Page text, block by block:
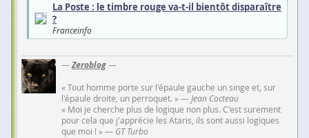
La Poste : le timbre rouge va-t-il bientôt disparaître
?
Franceinfo
—Zeroblog—
« Tout homme porte sur l'épaule gauche un singe et, sur
l'épaule droite, un perroquet. » —Jean Cocteau
« Moi je cherche plus de logique non plus. C'est surement
pour cela que j'apprécie les Ataris, ils sont aussi logiques
que moi ! » — GT Turbo